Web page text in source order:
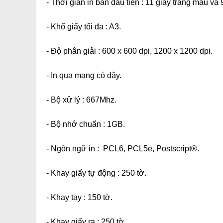
- Thời gian in bản đầu tiên : 11 giây trang màu và
- Khổ giấy tối đa : A3.
- Độ phân giải : 600 x 600 dpi, 1200 x 1200 dpi.
- In qua mạng có dây.
- Bộ xử lý : 667Mhz.
- Bộ nhớ chuẩn : 1GB.
- Ngôn ngữ in : PCL6, PCL5e, Postscript®.
- Khay giấy tự động : 250 tờ.
- Khay tay : 150 tờ.